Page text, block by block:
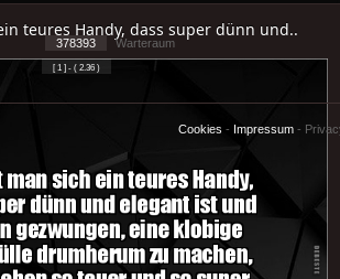
teures Handy, dass super dünn und..
378393
Warteraum
[ 1 ] - ( 2.36 )
Cookies - Impressum -